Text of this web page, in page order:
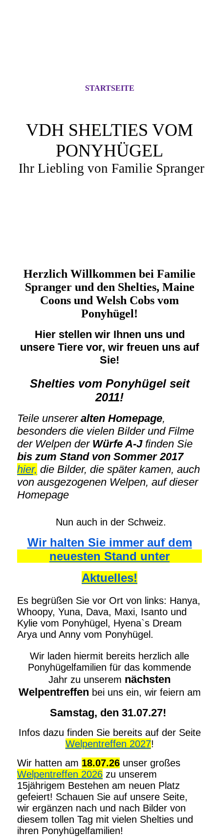
STARTSEITE
VDH SHELTIES VOM
PONYHÜGEL
Ihr Liebling von Familie Spranger
Herzlich Willkommen bei Familie
Spranger und den Shelties, Maine
Coons und Welsh Cobs vom
Ponyhügel!
Hier stellen wir Ihnen uns und
unsere Tiere vor, wir freuen uns auf
Sie!
Shelties vom Ponyhügel seit
2011!
Teile unserer alten Homepage,
besonders die vielen Bilder und Filme
der Welpen der Würfe A-Jfinden Sie
bis zum Stand von Sommer 2017
hier, die Bilder, die später kamen, auch
von ausgezogenen Welpen, auf dieser
Homepage
Nun auch in der Schweiz.
Wir halten Sie immer auf dem
neuesten Stand unter
Aktuelles!
Es begrüßen Sie vor Ort von links: Hanya,
Whoopy, Yuna, Dava, Maxi, Isanto und
Kylie vom Ponyhügel, Hyena`s Dream
Arya und Anny vom Ponyhügel.
Wir laden hiermit bereits herzlich alle
Ponyhügelfamilien für das kommende
Jahr zu unserem nächsten
Welpentreffen bei uns ein, wir feiern am
Samstag, den 31.07.27!
Infos dazu finden Sie bereits auf der Seite
Welpentreffen 2027!
Wir hatten am 18.07.26 unser großes
Welpentreffen 2026 zu unserem
15jährigem Bestehen am neuen Platz
gefeiert! Schauen Sie auf unsere Seite,
wir ergänzen nach und nach Bilder von
diesem tollen Tag mit vielen Shelties und
ihren Ponyhügelfamilien!